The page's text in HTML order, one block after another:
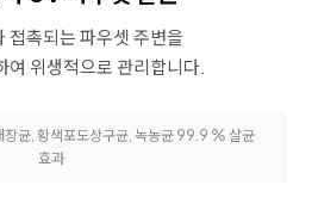
접촉되는 파우셋 주변을
위생적으로 관리합니다.
장균, 황색포도상구균, 녹농균 99.9 % 살균
효과